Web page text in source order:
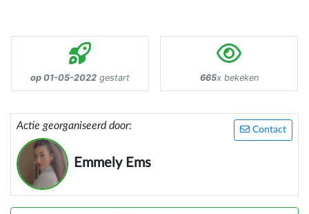
op 01-05-2022 gestart 665x bekeken
Contact
Actie georganiseerd door:
Emmely Ems